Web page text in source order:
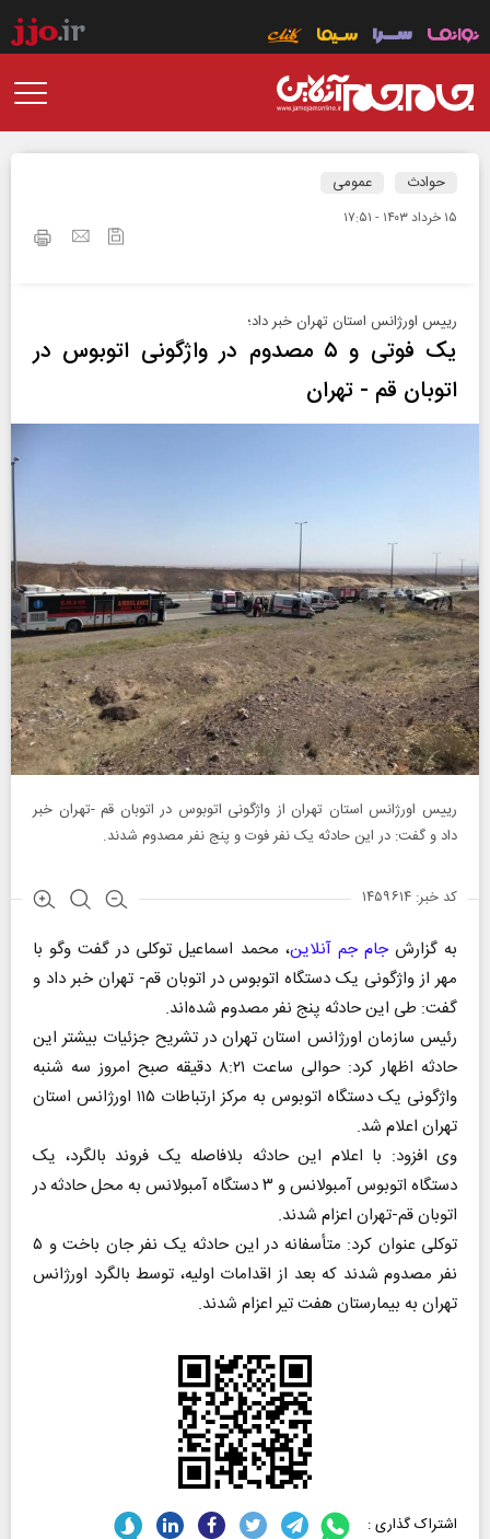
حوادث عمومی
۱۵ خرداد ۱۴۰۳ - ۱۷:۵۱
رییس اورژانس استان تهران خبر داد؛
یک فوتی و ۵ مصدوم در واژگونی اتوبوس در
اتوبان قم - تهران
رییس اورژانس استان تهران از واژگونی اتوبوس در اتوبان قم -تهران خبر
داد و گفت: در این حادثه یک نفر فوت و پنج نفر مصدوم شدند.
کد خبر: ۱۴۵۹۶۱۴
به گزارشجام جم آنلاین، محمد اسماعیل توکلی در گفت وگو با
مهر از واژگونی یک دستگاه اتوبوس در اتوبان قم- تهران خبر داد و
گفت: طی این حادثه پنج نفر مصدوم شده‌اند.
رئیس سازمان اورژانس استان تهران در تشریح جزئیات بیشتر این
حادثه اظهار کرد: حوالی ساعت ۸:۲۱ دقیقه صبح امروز سه شنبه
واژگونی یک دستگاه اتوبوس به مرکز ارتباطات ۱۱۵ اورژانس استان
تهران اعلام شد.
وی افزود: با اعلام این حادثه بلافاصله یک فروند بالگرد، یک
دستگاه اتوبوس آمبولانس و ۳ دستگاه آمبولانس به محل حادثه در
اتوبان قم-تهران اعزام شدند.
توکلی عنوان کرد: متأسفانه در این حادثه یک نفر جان باخت و ۵
نفر مصدوم شدند که بعد از اقدامات اولیه، توسط بالگرد اورژانس
تهران به بیمارستان هفت تیر اعزام شدند.
اشتراک گذاری :